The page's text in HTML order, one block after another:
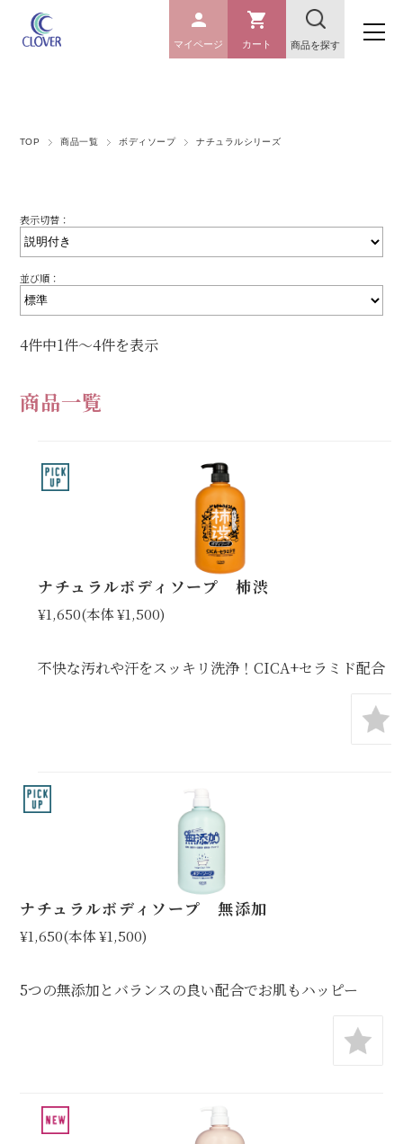
マイページ カート 商品を探す
TOP 商品一覧 ボディソープ ナチュラルシリーズ
表示切替：
並び順：
4件中1件～4件を表示
商品一覧
ナチュラルボディソープ 柿渋
¥1,650(本体 ¥1,500)
不快な汚れや汗をスッキリ洗浄！CICA+セラミド配合
ナチュラルボディソープ 無添加
¥1,650(本体 ¥1,500)
5つの無添加とバランスの良い配合でお肌もハッピー